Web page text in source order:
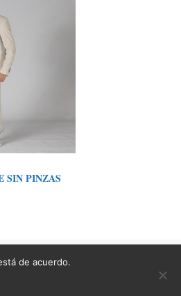
SIN PINZAS
de acuerdo.